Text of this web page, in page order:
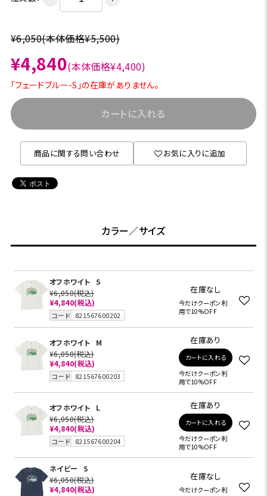
¥6,050(本体価格¥5,500)
¥4,840(本体価格¥4,400)
「フェードブルー-S」の在庫がありません。
カートに入れる
商品に関する問い合わせ お気に入りに追加
カラー／サイズ
オフホワイト
S
¥6,050(税込)
¥4,840(税込)
コード 821567600202
在庫なし
今だけクーポン利
用で10%OFF
オフホワイト
M
¥6,050(税込)
¥4,840(税込)
コード 821567600203
在庫あり
カートに入れる
今だけクーポン利
用で10%OFF
オフホワイト
L
¥6,050(税込)
¥4,840(税込)
コード 821567600204
在庫あり
カートに入れる
今だけクーポン利
用で10%OFF
ネイビー
S
¥6,050(税込)
¥4,840(税込)
在庫なし
今だけクーポン利